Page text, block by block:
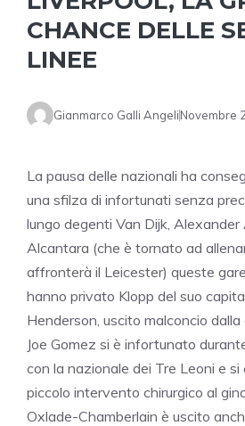
CHANCE DELLE
LINEE
Gianmarco Galli AngeliNovembre
La pausa delle nazionali ha
una sfilza di infortunati senza
lungo degenti Van Dijk,
Alcantara (che è tornato ad
affronterà il Leicester) queste
hanno privato Klopp del suo
Henderson, uscito malconcio
Joe Gomez si è infortunato
con la nazionale dei Tre Leoni e
piccolo intervento chirurgico al
Oxlade-Chamberlain è uscito